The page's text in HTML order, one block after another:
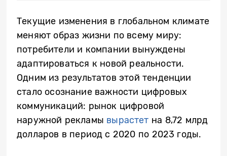
Текущие изменения в глобальном климате
меняют образ жизни по всему миру:
потребители и компании вынуждены
адаптироваться к новой реальности.
Одним из результатов этой тенденции
стало осознание важности цифровых
коммуникаций: рынок цифровой
наружной рекламы вырастет на 8,72 млрд
долларов в период с 2020 по 2023 годы.